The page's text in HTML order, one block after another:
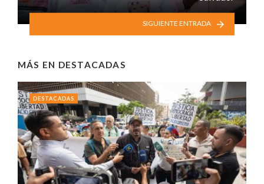
SIGUIENTE ENTRADA
MÁS EN DESTACADAS
DESTACADAS